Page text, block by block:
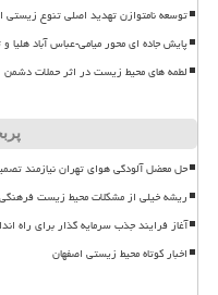
توسعه نامتوازن تهدید اصلی تنوع
پایش جاده ای محور میامی-عباس آباد هلیا
لطمه های محیط زیست در اثر حملات دشمن
حل معضل آلودگی هوای تهران نیازمند
ریشه خیلی از مشکلات محیط زیست
آغاز فرایند جذب سرمایه گذار برای راه اندازی زباله
اخبار کوتاه محیط زیستی اصفهان